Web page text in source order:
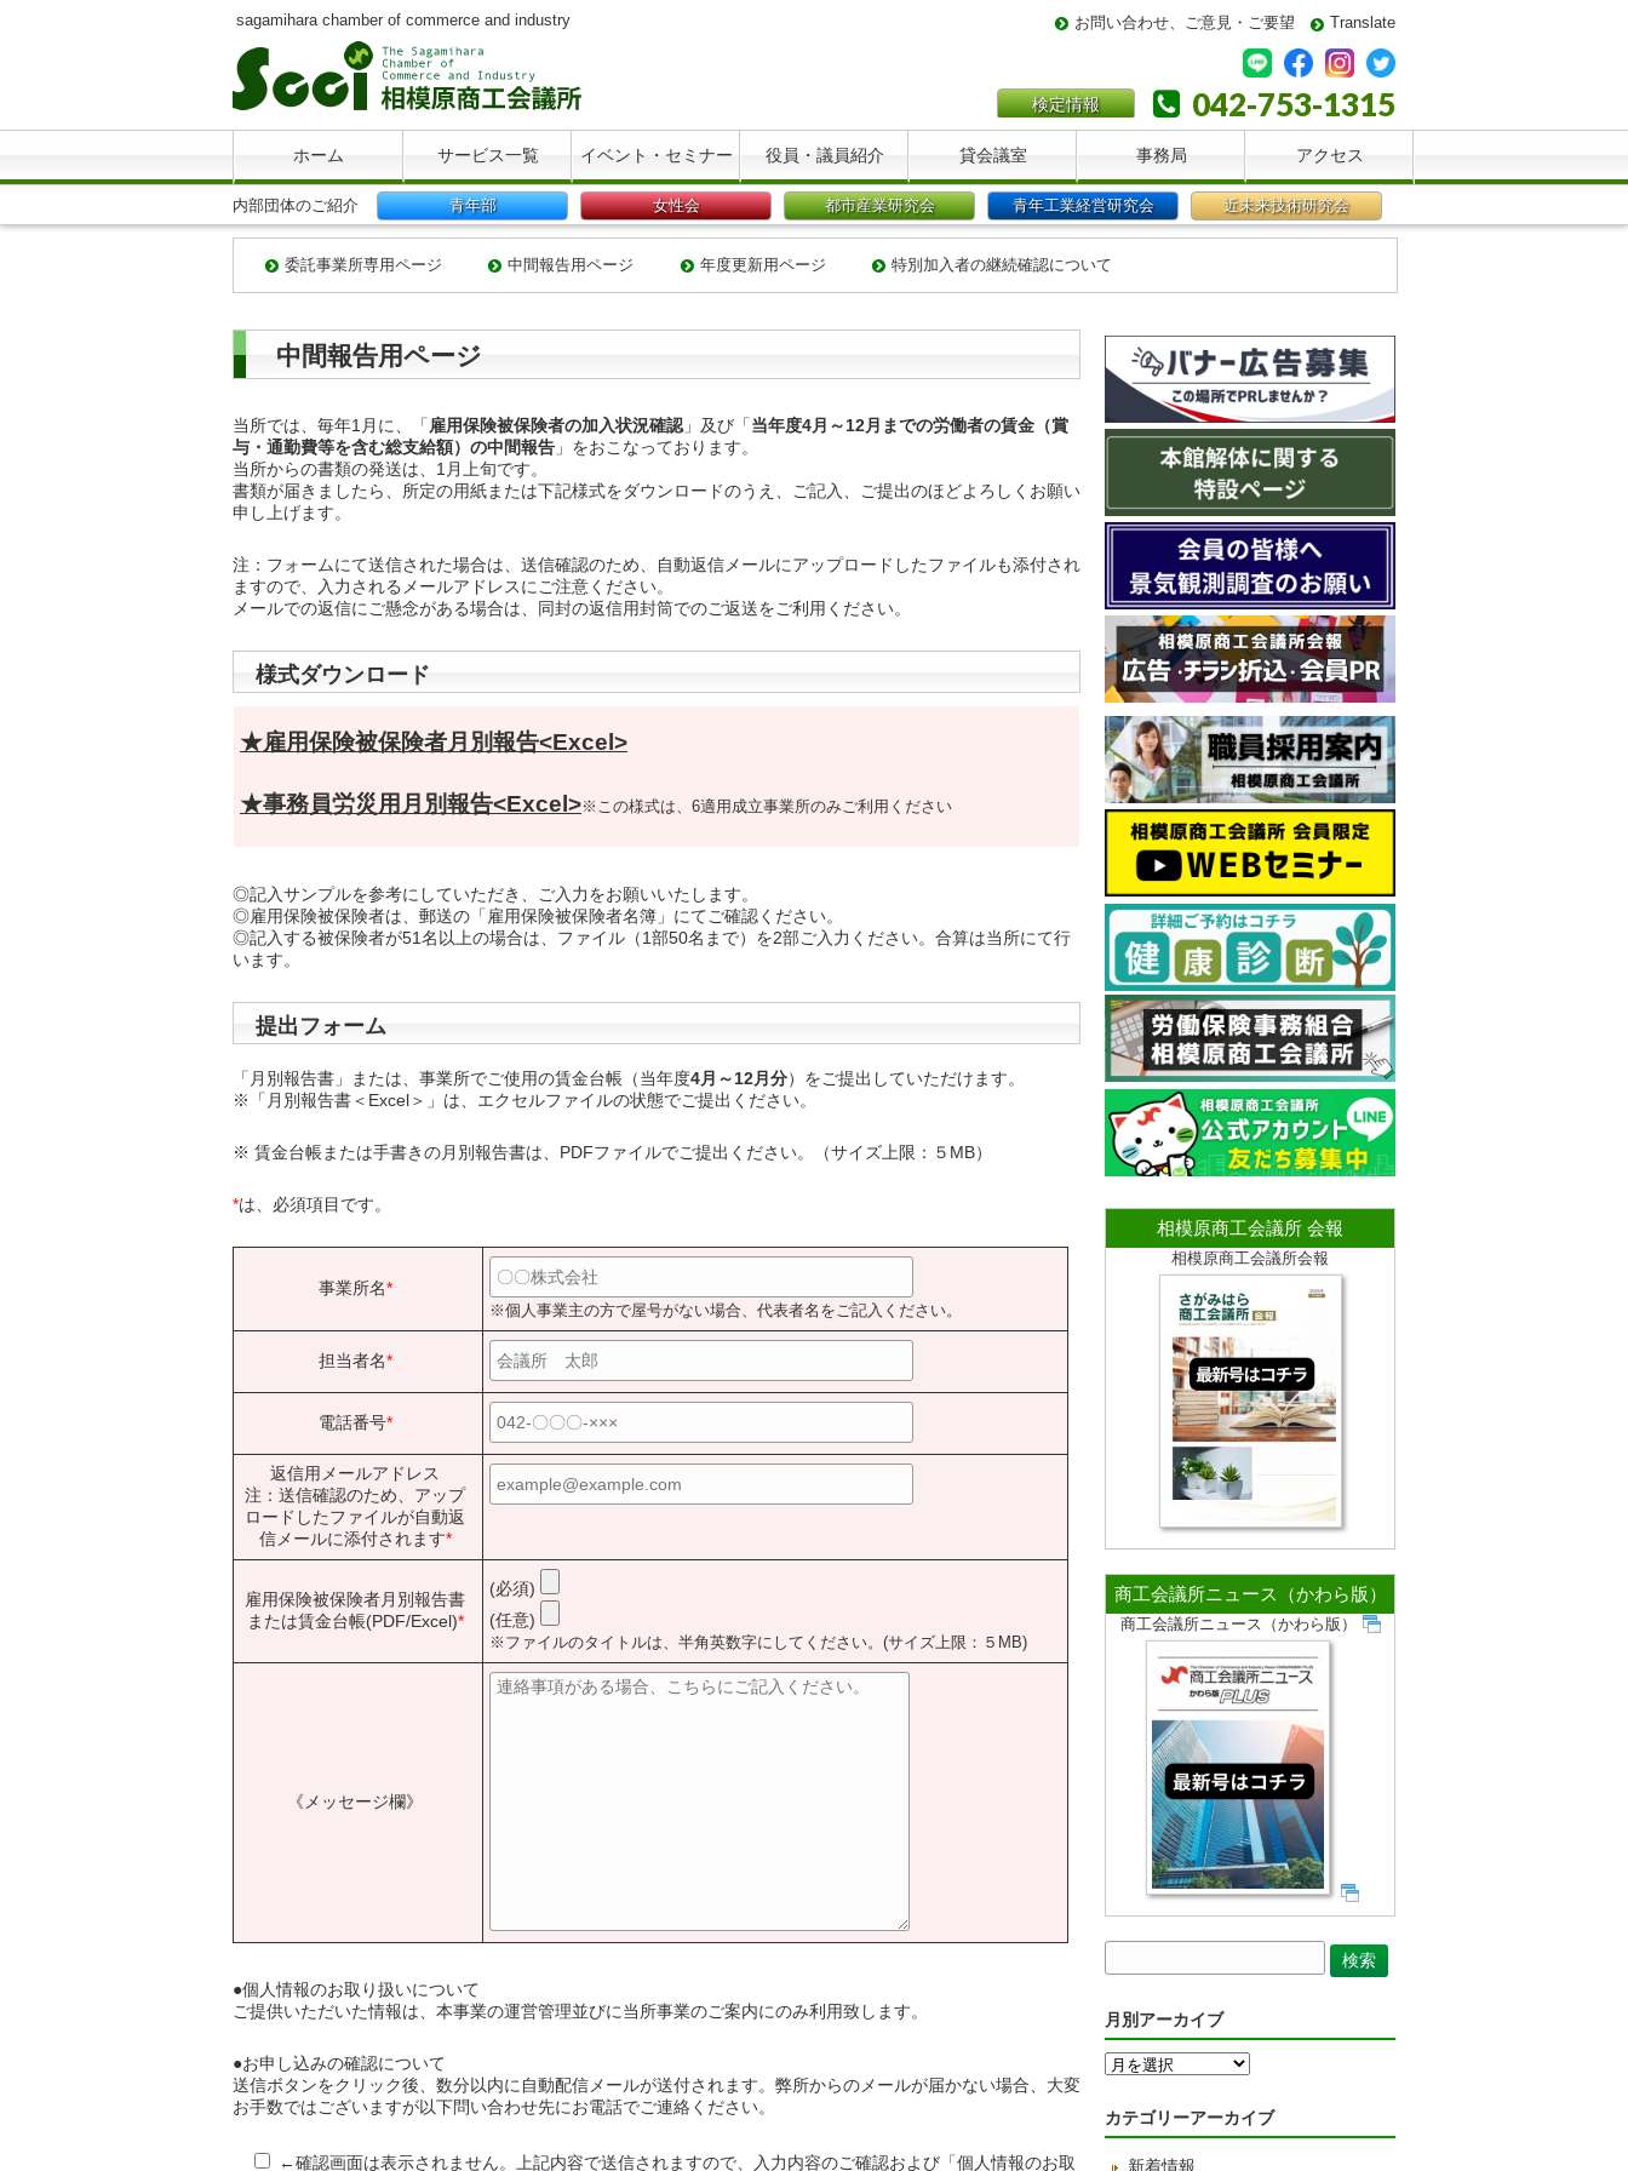
sagamihara chamber of commerce and industry お問い合わせ、ご意見・ご要望 Translate
検定情報 042-753-1315
ホーム サービス一覧 イベント・セミナー 役員・議員紹介 貸会議室 事務局 アクセス
内部団体のご紹介 青年部 女性会 都市産業研究会 青年工業経営研究会 近未来技術研究会
委託事業所専用ページ 中間報告用ページ 年度更新用ページ 特別加入者の継続確認について
中間報告用ページ
当所では、毎年1月に、「 雇用保険被保険者の加入状況確認 」及び「当年度4月～12月までの労働者の賃金（賞
与・通勤費等を含む総支給額）の中間報告 」をおこなっております。
当所からの書類の発送は、1月上旬です。
書類が届きましたら、所定の用紙または下記様式をダウンロードのうえ、ご記入、ご提出のほどよろしくお願い
申し上げます。
注：フォームにて送信された場合は、送信確認のため、自動返信メールにアップロードしたファイルも添付され
ますので、入力されるメールアドレスにご注意ください。
メールでの返信にご懸念がある場合は、同封の返信用封筒でのご返送をご利用ください。
様式ダウンロード
★雇用保険被保険者月別報告<Excel>
★事務員労災用月別報告<Excel>※この様式は、6適用成立事業所のみご利用ください
◎記入サンプルを参考にしていただき、ご入力をお願いいたします。
◎雇用保険被保険者は、郵送の「雇用保険被保険者名簿」にてご確認ください。
◎記入する被保険者が51名以上の場合は、ファイル（1部50名まで）を2部ご入力ください。合算は当所にて行
います。
提出フォーム
「月別報告書」または、事業所でご使用の賃金台帳（当年度4月～12月分）をご提出していただけます。
※「月別報告書＜Excel＞」は、エクセルファイルの状態でご提出ください。
※ 賃金台帳または手書きの月別報告書は、PDFファイルでご提出ください。（サイズ上限：５MB）
*は、必須項目です。
事業所名*
※個人事業主の方で屋号がない場合、代表者名をご記入ください。
担当者名*
電話番号*
返信用メールアドレス
注：送信確認のため、アップ
ロードしたファイルが自動返
信メールに添付されます*
雇用保険被保険者月別報告書
または賃金台帳(PDF/Excel)*
(必須)
(任意)
※ファイルのタイトルは、半角英数字にしてください。(サイズ上限：５MB)
《メッセージ欄》
●個人情報のお取り扱いについて
ご提供いただいた情報は、本事業の運営管理並びに当所事業のご案内にのみ利用致します。
●お申し込みの確認について
送信ボタンをクリック後、数分以内に自動配信メールが送付されます。弊所からのメールが届かない場合、大変
お手数ではございますが以下問い合わせ先にお電話でご連絡ください。
←確認画面は表示されません。上記内容で送信されますので、入力内容のご確認および「個人情報のお取
相模原商工会議所 会報
相模原商工会議所会報
商工会議所ニュース（かわら版）
商工会議所ニュース（かわら版）
月別アーカイブ
月
ー
カテゴリーアーカイブ
新着情報